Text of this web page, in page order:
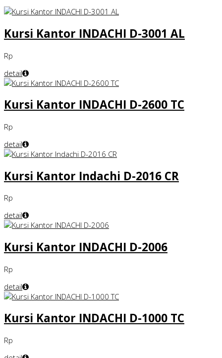
Kursi Kantor INDACHI D-3001 AL
Rp
detail
Kursi Kantor INDACHI D-2600 TC
Rp
detail
Kursi Kantor Indachi D-2016 CR
Rp
detail
Kursi Kantor INDACHI D-2006
Rp
detail
Kursi Kantor INDACHI D-1000 TC
Rp